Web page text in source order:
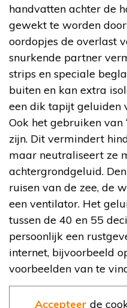
handvatten achter de
gewekt te worden
oordopjes de overlast
snurkende partner
strips en speciale
buiten en kan extra
een dik tapijt geluiden
Ook het gebruiken van
zijn. Dit vermindert
maar neutraliseert ze
achtergrondgeluid.
ruisen van de zee, de
een ventilator. Het
tussen de 40 en 55
persoonlijk een
internet, bijvoorbeeld
voorbeelden van te
Accepteer de